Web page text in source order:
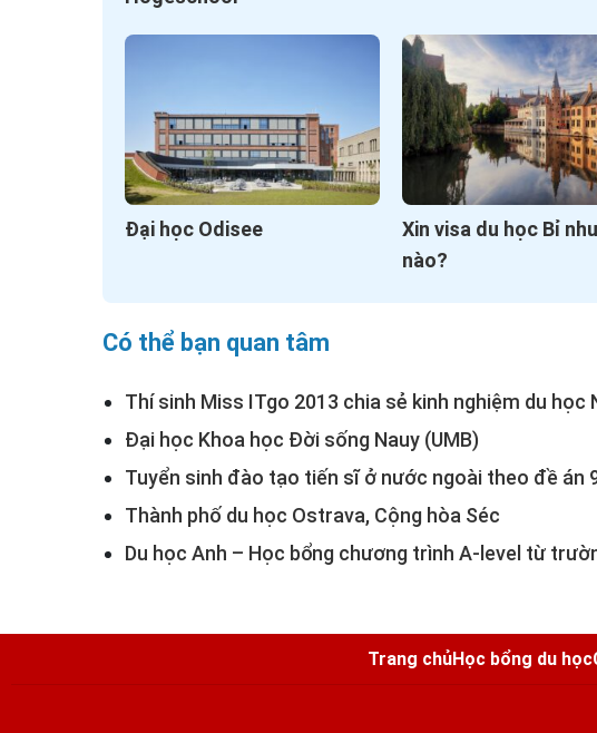
Đại học Odisee
Xin visa du học Bỉ
nào?
Có thể bạn quan tâm
Thí sinh Miss ITgo 2013 chia sẻ kinh nghiệm du học
Đại học Khoa học Đời sống Nauy (UMB)
Tuyển sinh đào tạo tiến sĩ ở nước ngoài theo đề án
Thành phố du học Ostrava, Cộng hòa Séc
Du học Anh – Học bổng chương trình A-level từ
Trang chủHọc bổng du học